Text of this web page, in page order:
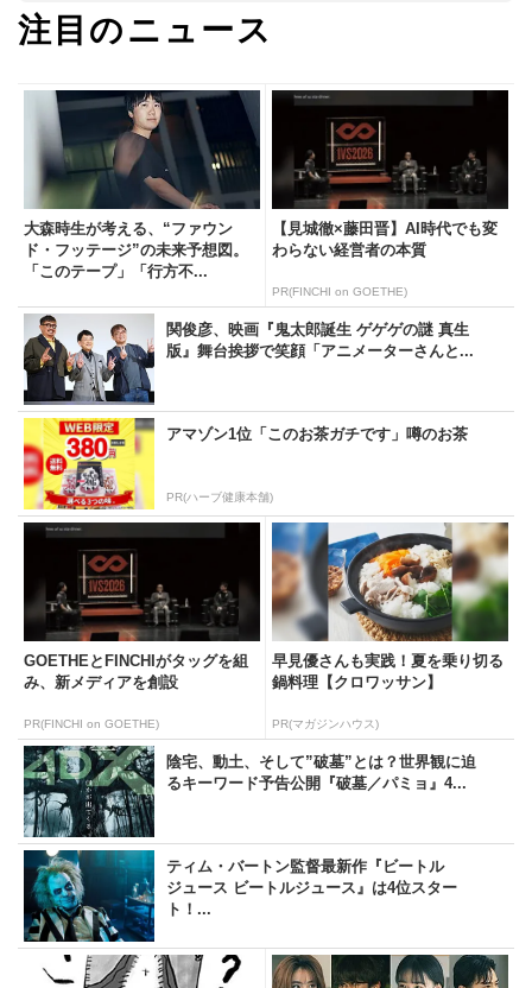
注目のニュース
大森時生が考える、“ファウン
ド・フッテージ”の未来予想図。
「このテープ」「行方不...
【見城徹×藤田晋】AI時代でも変
わらない経営者の本質
PR(FINCHI on GOETHE)
関俊彦、映画『鬼太郎誕生 ゲゲゲの謎 真生
版』舞台挨拶で笑顔「アニメーターさんと...
アマゾン1位「このお茶ガチです」噂のお茶
PR(ハーブ健康本舗)
GOETHEとFINCHIがタッグを組
み、新メディアを創設
PR(FINCHI on GOETHE)
早見優さんも実践！夏を乗り切る
鍋料理【クロワッサン】
PR(マガジンハウス)
陰宅、動土、そして”破墓”とは？世界観に迫
るキーワード予告公開『破墓／パミョ』4...
ティム・バートン監督最新作『ビートル
ジュース ビートルジュース』は4位スター
ト！...